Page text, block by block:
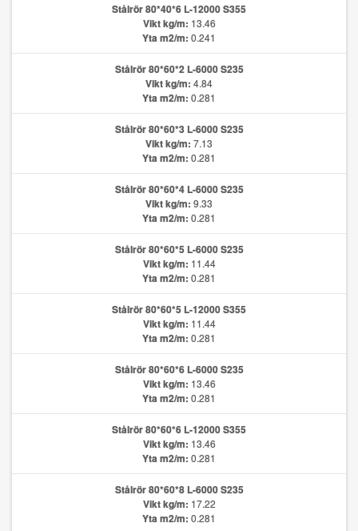
Stålrör 80*40*6 L-12000 S355
Vikt kg/m: 13.46
Yta m2/m: 0.241
Stålrör 80*60*2 L-6000 S235
Vikt kg/m: 4.84
Yta m2/m: 0.281
Stålrör 80*60*3 L-6000 S235
Vikt kg/m: 7.13
Yta m2/m: 0.281
Stålrör 80*60*4 L-6000 S235
Vikt kg/m: 9.33
Yta m2/m: 0.281
Stålrör 80*60*5 L-6000 S235
Vikt kg/m: 11.44
Yta m2/m: 0.281
Stålrör 80*60*5 L-12000 S355
Vikt kg/m: 11.44
Yta m2/m: 0.281
Stålrör 80*60*6 L-6000 S235
Vikt kg/m: 13.46
Yta m2/m: 0.281
Stålrör 80*60*6 L-12000 S355
Vikt kg/m: 13.46
Yta m2/m: 0.281
Stålrör 80*60*8 L-6000 S235
Vikt kg/m: 17.22
Yta m2/m: 0.281